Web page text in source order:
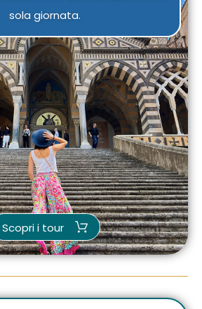
sola giornata.
Scopri i tour